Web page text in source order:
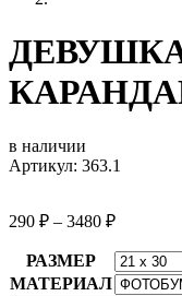
в наличии
Артикул: 363.1
290 ₽ – 3480 ₽
РАЗМЕР
МАТЕРИАЛ